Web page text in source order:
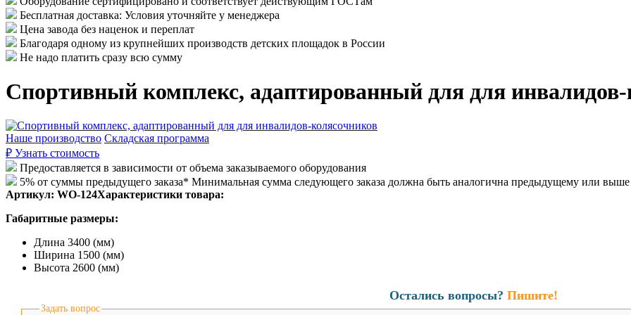
Бесплатная доставка: Условия уточняйте у менеджера
Цена завода без наценок и переплат
Благодаря одному из крупнейших производств детских площадок в России
Не надо платить сразу всю сумму
Спортивный комплекс, адаптированный для для инвалидов-
Наше производство Складская программа
₽ Узнать стоимость
Предоставляется в зависимости от объема заказываемого оборудования
5% от суммы предыдущего заказа* Минимальная сумма следующего заказа должна быть аналогична предыдущему или выше
Артикул: WO-124Характеристики товара:
Габаритные размеры:
Длина 3400 (мм)
Ширина 1500 (мм)
Высота 2600 (мм)
Остались вопросы? Пишите!
Задать вопрос